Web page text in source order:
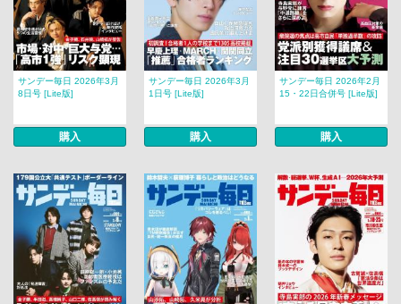
サンデー毎日 2026年3月
8日号 [Lite版]
購入
サンデー毎日 2026年3月
1日号 [Lite版]
購入
サンデー毎日 2026年2月
15・22日合併号 [Lite版]
購入